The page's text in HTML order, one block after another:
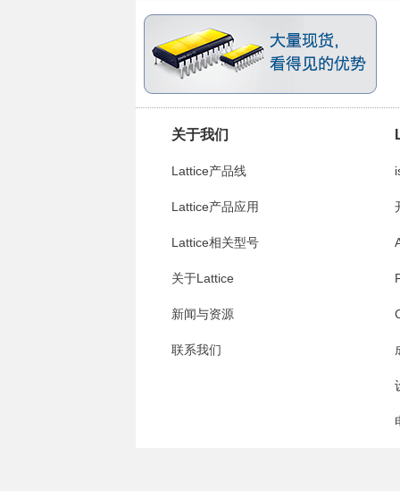
关于我们
Lattice产品线
Lattice产品应用
Lattice相关型号
关于Lattice
新闻与资源
联系我们